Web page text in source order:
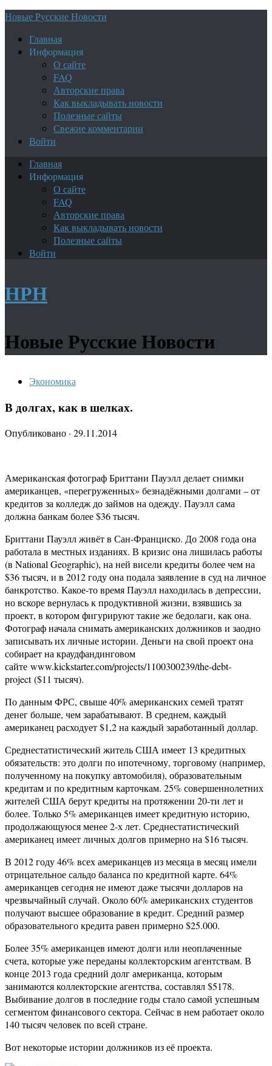
Новые Русские Новости
Главная
Информация
О сайте
FAQ
Авторские права
Как выкладывать новости
Полезные сайты
Свежие комментарии
Войти
Главная
Информация
О сайте
FAQ
Авторские права
Как выкладывать новости
Полезные сайты
Войти
НРН
Новые Русские Новости
Экономика
В долгах, как в шелках.
Опубликовано · 29.11.2014
Американская фотограф Бриттани Пауэлл делает снимки
американцев, «перегруженных» безнадёжными долгами – от
кредитов за колледж до займов на одежду. Пауэлл сама
должна банкам более $36 тысяч.
Бриттани Пауэлл живёт в Сан-Франциско. До 2008 года она
работала в местных изданиях. В кризис она лишилась работы
(в National Geographic), на ней висели кредиты более чем на
$36 тысяч, и в 2012 году она подала заявление в суд на личное
банкротство. Какое-то время Пауэлл находилась в депрессии,
но вскоре вернулась к продуктивной жизни, взявшись за
проект, в котором фигурируют такие же бедолаги, как она.
Фотограф начала снимать американских должников и заодно
записывать их личные истории. Деньги на свой проект она
собирает на краудфандинговом
сайте www.kickstarter.com/projects/1100300239/the-debt-
project ($11 тысяч).
По данным ФРС, свыше 40% американских семей тратят
денег больше, чем зарабатывают. В среднем, каждый
американец расходует $1,2 на каждый заработанный доллар.
Среднестатистический житель США имеет 13 кредитных
обязательств: это долги по ипотечному, торговому (например,
полученному на покупку автомобиля), образовательным
кредитам и по кредитным карточкам. 25% совершеннолетних
жителей США берут кредиты на протяжении 20-ти лет и
более. Только 5% американцев имеет кредитную историю,
продолжающуюся менее 2-х лет. Среднестатистический
американец имеет личных долгов примерно на $16 тысяч.
В 2012 году 46% всех американцев из месяца в месяц имели
отрицательное сальдо баланса по кредитной карте. 64%
американцев сегодня не имеют даже тысячи долларов на
чрезвычайный случай. Около 60% американских студентов
получают высшее образование в кредит. Средний размер
образовательного кредита равен примерно $25.000.
Более 35% американцев имеют долги или неоплаченные
счета, которые уже переданы коллекторским агентствам. В
конце 2013 года средний долг американца, которым
занимаются коллекторские агентства, составлял $5178.
Выбивание долгов в последние годы стало самой успешным
сегментом финансового сектора. Сейчас в нем работает около
140 тысяч человек по всей стране.
Вот некоторые истории должников из её проекта.